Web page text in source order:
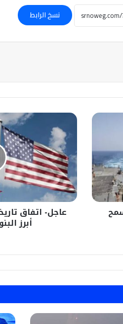
نسخ الرابط
عاجل-
اتفاق
تاريخي
أمريكا
و
إيران..
أبرز
البنود
والتفاصيل
عاجل- اتفاق
أبرز